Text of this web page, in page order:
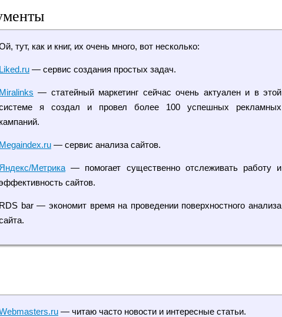
тут, как и книг, их очень много, вот несколько:
Liked.ru — сервис создания простых задач.
Miralinks — статейный маркетинг сейчас очень актуален и в этой
я создал и провел более 100 успешных рекламных
кампаний.
Megaindex.ru — сервис анализа сайтов.
Яндекс/Метрика — помогает существенно отслеживать работу и
сайтов.
RDS bar — экономит время на проведении поверхностного анализа
— читаю часто новости и интересные статьи.